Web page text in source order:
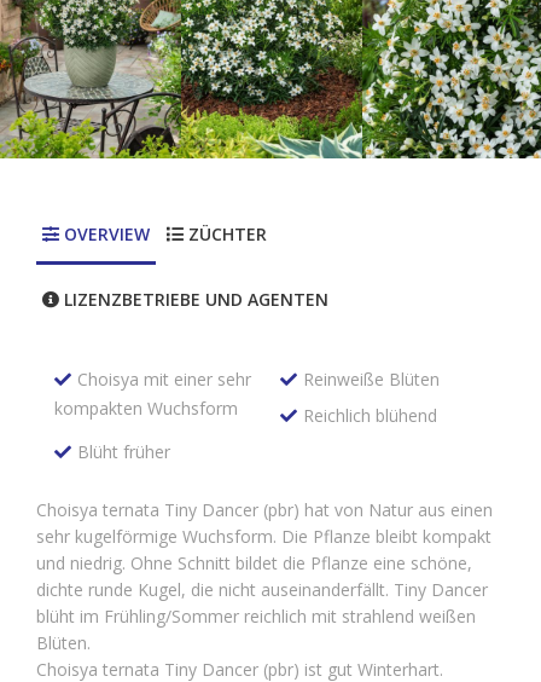
OVERVIEW ZÜCHTER
LIZENZBETRIEBE UND AGENTEN
Choisya mit einer sehr
kompakten Wuchsform
Reinweiße Blüten
Reichlich blühend
Blüht früher
Choisya ternata Tiny Dancer (pbr) hat von Natur aus einen
sehr kugelförmige Wuchsform. Die Pflanze bleibt kompakt
und niedrig. Ohne Schnitt bildet die Pflanze eine schöne,
dichte runde Kugel, die nicht auseinanderfällt. Tiny Dancer
blüht im Frühling/Sommer reichlich mit strahlend weißen
Blüten.
Choisya ternata Tiny Dancer (pbr) ist gut Winterhart.